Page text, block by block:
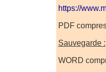
https://
PDF
Sauvegarde :
WORD